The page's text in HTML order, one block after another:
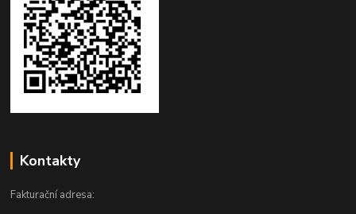
Kontakty
Fakturační adresa: